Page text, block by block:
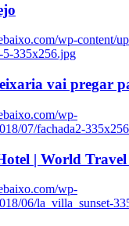
wp-content/
5-335x256.jpg
vai pregar
wp-
07/fachada2-
| World
wp-
06/la_villa_sunset-